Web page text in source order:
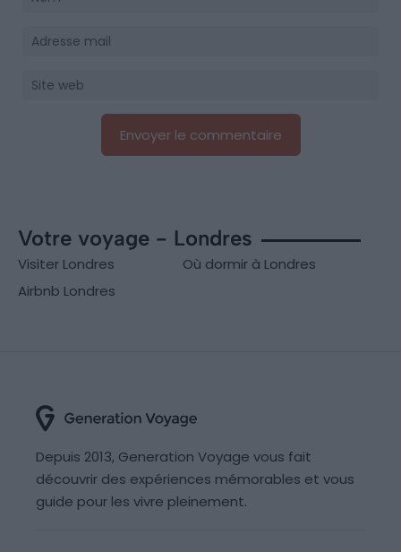
Votre voyage - Londres
Visiter Londres
Où dormir à Londres
Airbnb Londres
Depuis 2013, Generation Voyage vous fait
découvrir des expériences mémorables et vous
guide pour les vivre pleinement.